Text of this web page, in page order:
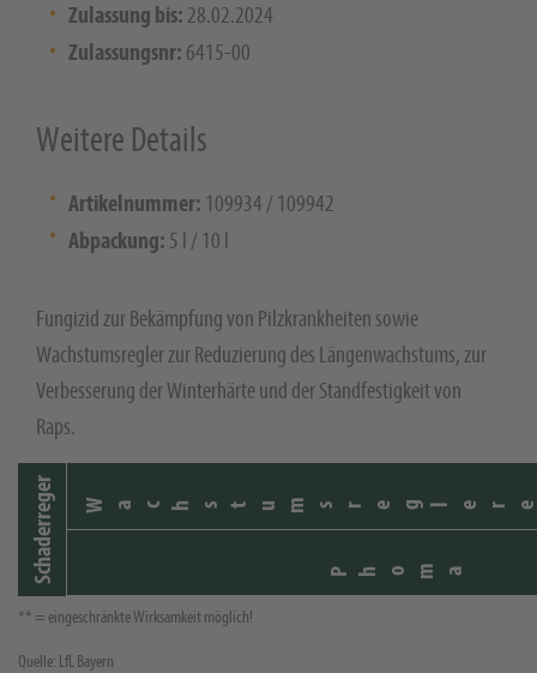
Zulassung bis: 28.02.2024
Zulassungsnr: 6415-00
Weitere Details
Artikelnummer: 109934 / 109942
Abpackung: 5 l / 10 l
Fungizid zur Bekämpfung von Pilzkrankheiten sowie
Wachstumsregler zur Reduzierung des Längenwachstums, zur
Verbesserung der Winterhärte und der Standfestigkeit von
Raps.
Schaderreger Phoma
** = eingeschränkte Wirksamkeit möglich!
Quelle: LfL Bayern